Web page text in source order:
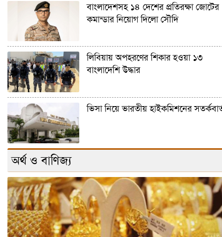
বাংলাদেশসহ ১৪ দেশের প্রতিরক্ষা জোটের
কমান্ডার নিয়োগ দিলো সৌদি
লিবিয়ায় অপহরণের শিকার হওয়া ১৩
বাংলাদেশি উদ্ধার
ভিসা নিয়ে ভারতীয় হাইকমিশনের
অর্থ ও বাণিজ্য